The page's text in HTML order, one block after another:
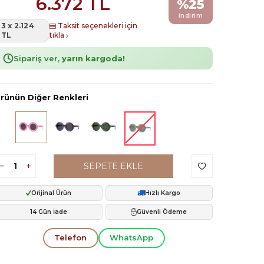
3 x 2.124
TL
Taksit seçenekleri için
tıkla
%25
indirim
Sipariş ver, yarın kargoda!
Diğer Renkleri
SEPETE EKLE
Orijinal Ürün Hızlı Kargo
14 Gün İade Güvenli Ödeme
Telefon WhatsApp